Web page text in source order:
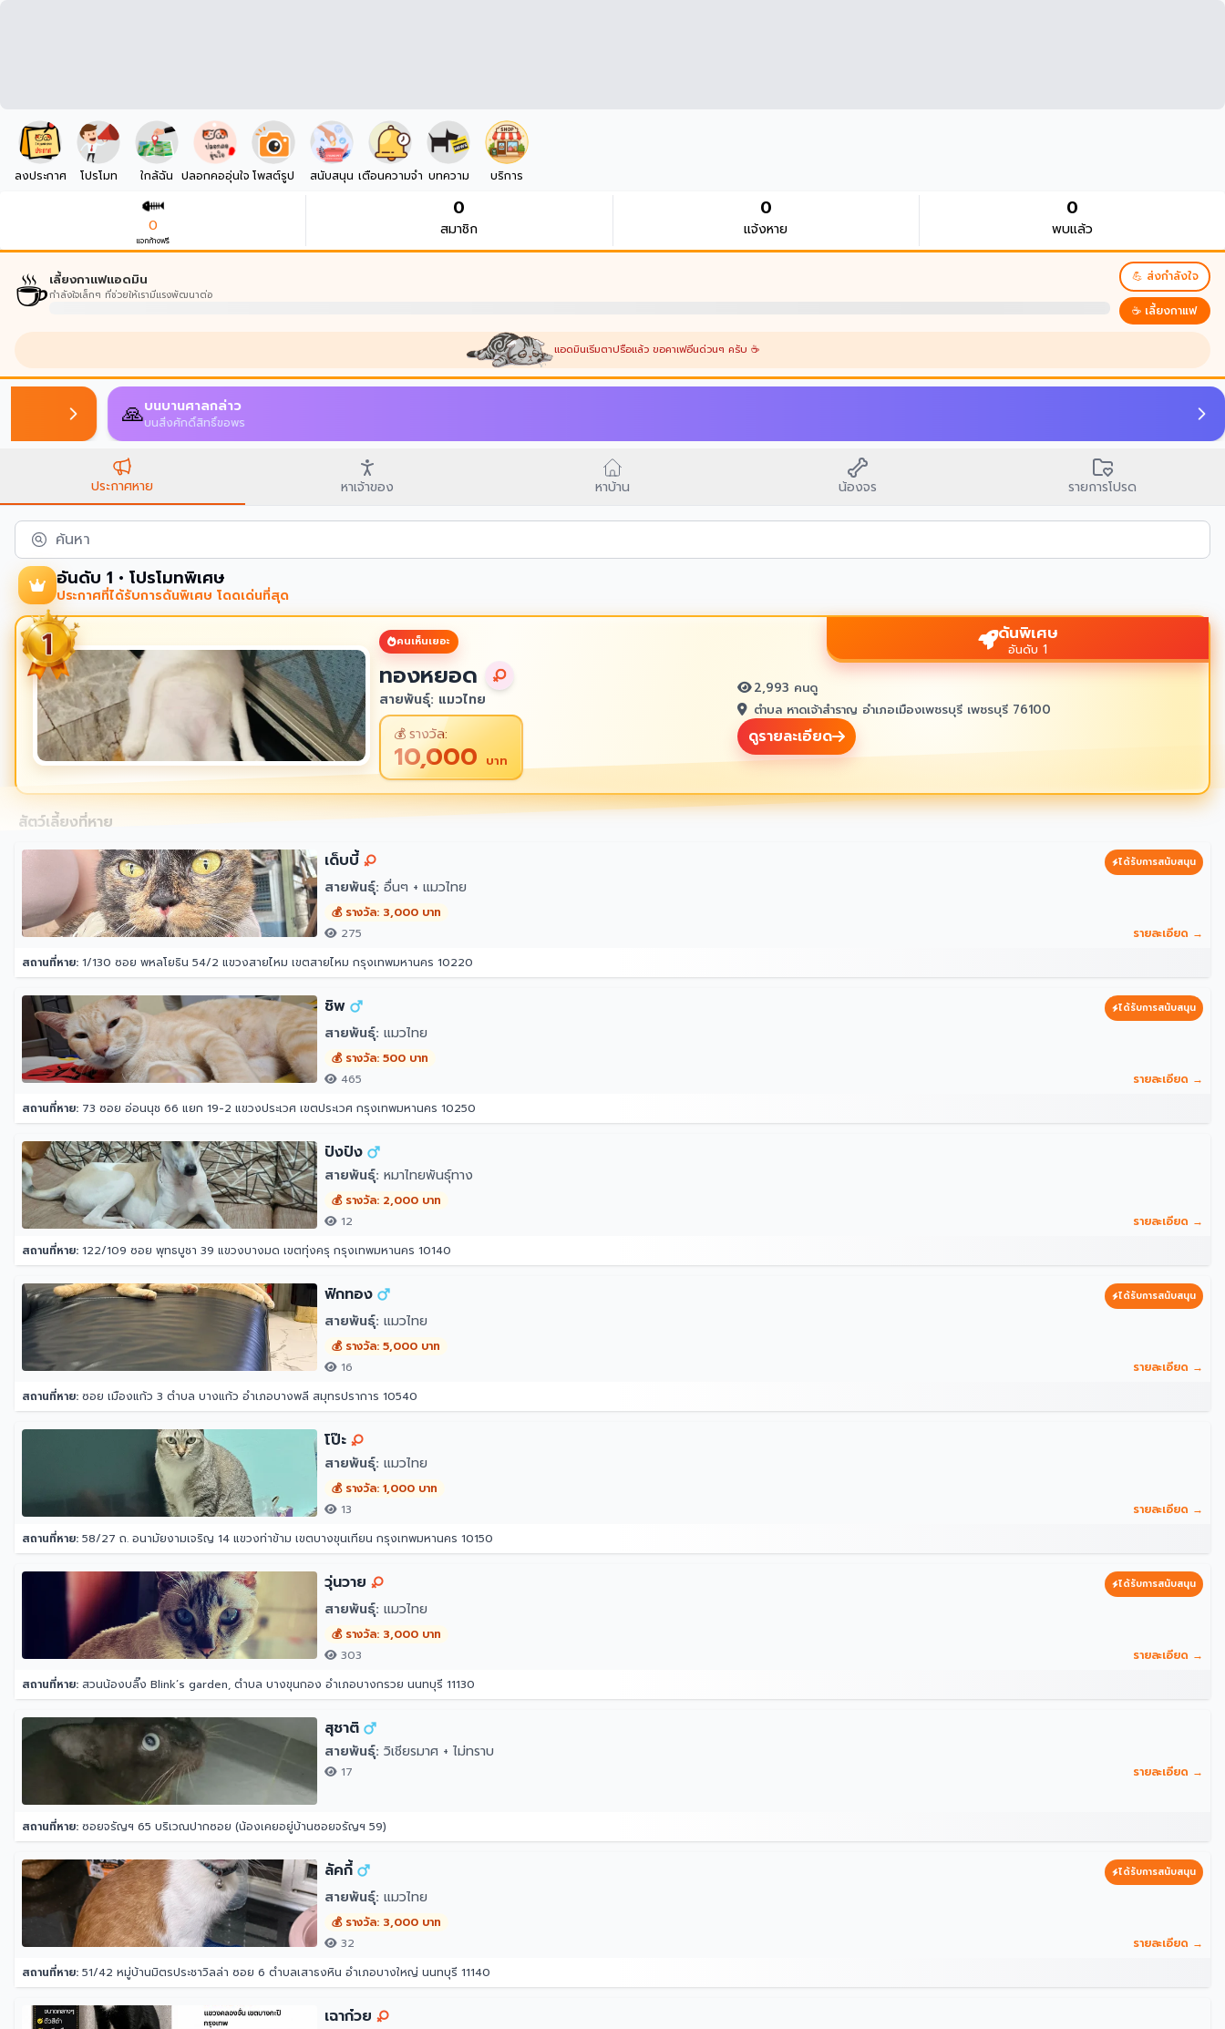
ลงประกาศ โปรโมท ใกล้ฉัน ปลอกคออุ่นใจ โพสต์รูป สนับสนุน เตือนความจำ บทความ บริการ
0
แจกก้างฟรี
0
สมาชิก
0
แจ้งหาย
0
พบแล้ว
☕เลี้ยงกาแฟแอดมิน
กำลังใจเล็กๆ ที่ช่วยให้เรามีแรงพัฒนาต่อ
💪 ส่งกำลังใจ
☕ เลี้ยงกาแฟ
แอดมินเริ่มตาปรือแล้ว ขอคาเฟอีนด่วนๆ ครับ ☕
🙏บนบานศาลกล่าว
บนสิ่งศักดิ์สิทธิ์ขอพร
ประกาศหาย หาเจ้าของ หาบ้าน น้องจร รายการโปรด
ค้นหา
อันดับ 1 • โปรโมทพิเศษ
ประกาศที่ได้รับการดันพิเศษ โดดเด่นที่สุด
คนเห็นเยอะ
ทองหยอด
สายพันธุ์: แมวไทย
💰 รางวัล:
10,000 บาท
ดันพิเศษ
อันดับ 1
2,993 คนดู
ตำบล หาดเจ้าสำราญ อำเภอเมืองเพชรบุรี เพชรบุรี 76100
ดูรายละเอียด
สัตว์เลี้ยงที่หาย
เด็บบี้
ได้รับการสนับสนุน
สายพันธุ์: อื่นๆ + แมวไทย
💰 รางวัล: 3,000 บาท
275
รายละเอียด →
สถานที่หาย: 1/130 ซอย พหลโยธิน 54/2 แขวงสายไหม เขตสายไหม กรุงเทพมหานคร 10220
ชิพ ได้รับการสนับสนุน
สายพันธุ์: แมวไทย
💰 รางวัล: 500 บาท
465
รายละเอียด →
สถานที่หาย: 73 ซอย อ่อนนุช 66 แยก 19-2 แขวงประเวศ เขตประเวศ กรุงเทพมหานคร 10250
ปังปัง
สายพันธุ์: หมาไทยพันธุ์ทาง
💰 รางวัล: 2,000 บาท
12
รายละเอียด →
สถานที่หาย: 122/109 ซอย พุทธบูชา 39 แขวงบางมด เขตทุ่งครุ กรุงเทพมหานคร 10140
ฟักทอง ได้รับการสนับสนุน
สายพันธุ์: แมวไทย
💰 รางวัล: 5,000 บาท
16
รายละเอียด →
สถานที่หาย: ซอย เมืองแก้ว 3 ตำบล บางแก้ว อำเภอบางพลี สมุทรปราการ 10540
โป๊ะ
สายพันธุ์: แมวไทย
💰 รางวัล: 1,000 บาท
13
รายละเอียด →
สถานที่หาย: 58/27 ถ. อนามัยงามเจริญ 14 แขวงท่าข้าม เขตบางขุนเทียน กรุงเทพมหานคร 10150
วุ่นวาย ได้รับการสนับสนุน
สายพันธุ์: แมวไทย
💰 รางวัล: 3,000 บาท
303
รายละเอียด →
สถานที่หาย: สวนน้องบลิ๊ง Blink’s garden, ตำบล บางขุนกอง อำเภอบางกรวย นนทบุรี 11130
สุชาติ
สายพันธุ์: วิเชียรมาศ + ไม่ทราบ
17 รายละเอียด →
สถานที่หาย: ซอยจรัญฯ 65 บริเวณปากซอย (น้องเคยอยู่บ้านซอยจรัญฯ 59)
ลัคกี้ ได้รับการสนับสนุน
สายพันธุ์: แมวไทย
💰 รางวัล: 3,000 บาท
32
รายละเอียด →
สถานที่หาย: 51/42 หมู่บ้านมิตรประชาวิลล่า ซอย 6 ตำบลเสาธงหิน อำเภอบางใหญ่ นนทบุรี 11140
เฉาก๋วย